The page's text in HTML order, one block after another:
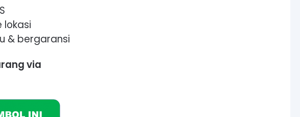
lokasi
& bergaransi
via